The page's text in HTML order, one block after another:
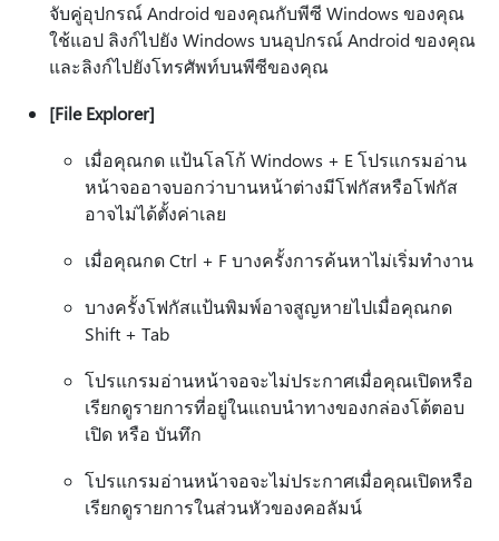
จับคู่อุปกรณ์ Android ของคุณกับพีซี Windows ของคุณ
ใช้แอป ลิงก์ไปยัง Windows บนอุปกรณ์ Android ของคุณ
และลิงก์ไปยังโทรศัพท์บนพีซีของคุณ
[File Explorer]
เมื่อคุณกด แป้นโลโก้ Windows + E โปรแกรมอ่าน
หน้าจออาจบอกว่าบานหน้าต่างมีโฟกัสหรือโฟกัส
อาจไม่ได้ตั้งค่าเลย
เมื่อคุณกด Ctrl + F บางครั้งการค้นหาไม่เริ่มทํางาน
บางครั้งโฟกัสแป้นพิมพ์อาจสูญหายไปเมื่อคุณกด
Shift + Tab
โปรแกรมอ่านหน้าจอจะไม่ประกาศเมื่อคุณเปิดหรือ
เรียกดูรายการที่อยู่ในแถบนําทางของกล่องโต้ตอบ
เปิด หรือ บันทึก
โปรแกรมอ่านหน้าจอจะไม่ประกาศเมื่อคุณเปิดหรือ
เรียกดูรายการในส่วนหัวของคอลัมน์